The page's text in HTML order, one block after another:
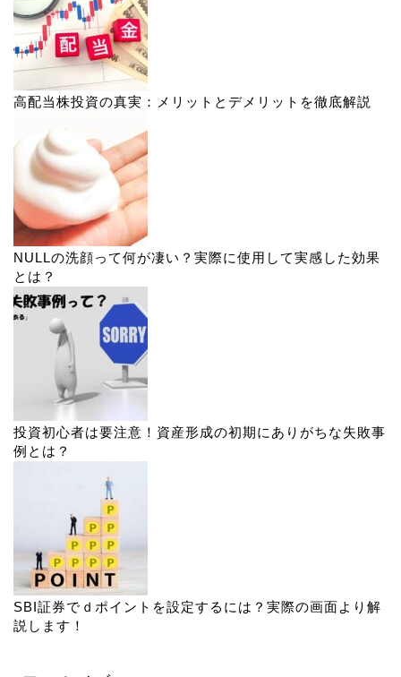
高配当株投資の真実：メリットとデメリットを徹底解説
NULLの洗顔って何が凄い？実際に使用して実感した効果
とは？
投資初心者は要注意！資産形成の初期にありがちな失敗事
例とは？
SBI証券でｄポイントを設定するには？実際の画面より解
説します！